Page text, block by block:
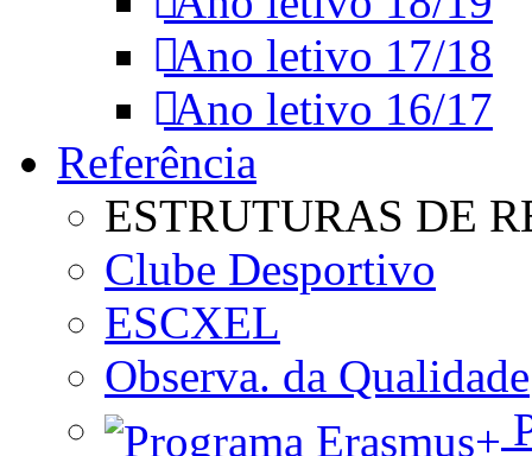
Ano letivo 17/18
Ano letivo 16/17
Referência
ESTRUTURAS DE
Clube Desportivo
ESCXEL
Observa. da Qualidade